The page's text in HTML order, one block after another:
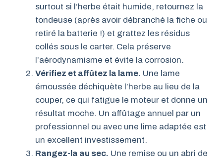
surtout si l’herbe était humide, retournez la
tondeuse (après avoir débranché la fiche ou
retiré la batterie !) et grattez les résidus
collés sous le carter. Cela préserve
l’aérodynamisme et évite la corrosion.
Vérifiez et affûtez la lame. Une lame
émoussée déchiquète l’herbe au lieu de la
couper, ce qui fatigue le moteur et donne un
résultat moche. Un affûtage annuel par un
professionnel ou avec une lime adaptée est
un excellent investissement.
Rangez-la au sec. Une remise ou un abri de